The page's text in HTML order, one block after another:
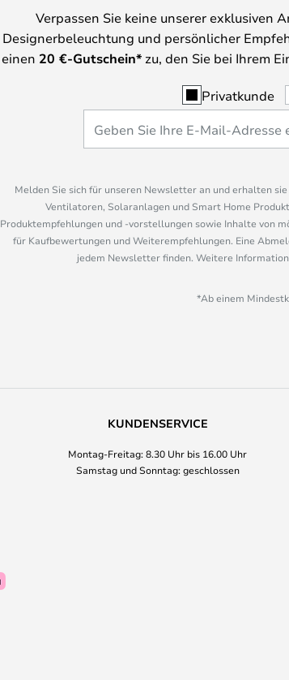
Verpassen Sie keine unserer exklusiven
Designerbeleuchtung und persönlicher
einen 20 €-Gutschein*zu, den Sie bei Ihrem
Privatkunde
Melden Sie sich für unseren Newsletter an und erhalten
Ventilatoren, Solaranlagen und Smart Home
Produktempfehlungen und -vorstellungen sowie Inhalte von
für Kaufbewertungen und Weiterempfehlungen. Eine
jedem Newsletter finden. Weitere
*Ab einem
KUNDENSERVICE
Montag-Freitag: 8.30 Uhr bis 16.00 Uhr
Samstag und Sonntag: geschlossen